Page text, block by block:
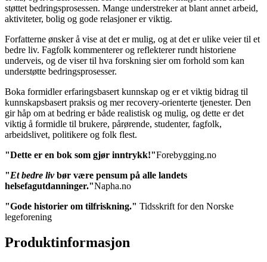
støttet bedringsprosessen. Mange understreker at blant annet arbeid,
aktiviteter, bolig og gode relasjoner er viktig.
Forfatterne ønsker å vise at det er mulig, og at det er ulike veier til et
bedre liv. Fagfolk kommenterer og reflekterer rundt historiene
underveis, og de viser til hva forskning sier om forhold som kan
understøtte bedringsprosesser.
Boka formidler erfaringsbasert kunnskap og er et viktig bidrag til
kunnskapsbasert praksis og mer recovery-orienterte tjenester. Den
gir håp om at bedring er både realistisk og mulig, og dette er det
viktig å formidle til brukere, pårørende, studenter, fagfolk,
arbeidslivet, politikere og folk flest.
"Dette er en bok som gjør inntrykk!"Forebygging.no
"Et bedre livbør være pensum på alle landets
helsefagutdanninger."Napha.no
"Gode historier om tilfriskning." Tidsskrift for den Norske
legeforening
Produktinformasjon